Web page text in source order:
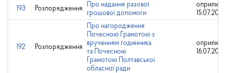
193 Розпорядження
Про надання разової
грошової допомоги
15.07.2024
192 Розпорядження
Про нагородження
Почесною Грамотою з
врученням годинника
та Почесною
Грамотою Полтавської
обласної ради
16.07.2024